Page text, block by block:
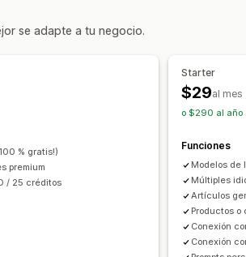
clave
Etiquetas alternativas
Enlaces internos
Herramienta de puntuación
se adapte a tu negocio.
% gratis!)
premium
/ 25 créditos
Starter
$29al mes
o $290 al año
Funciones
Modelos de
Múltiples
Artículos
Productos
Conexión
Conexión